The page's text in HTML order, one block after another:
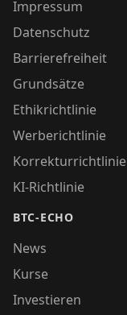
Impressum
Datenschutz
Barrierefreiheit
Grundsätze
Ethikrichtlinie
Werberichtlinie
Korrekturrichtlinie
KI-Richtlinie
BTC-ECHO
News
Kurse
Investieren